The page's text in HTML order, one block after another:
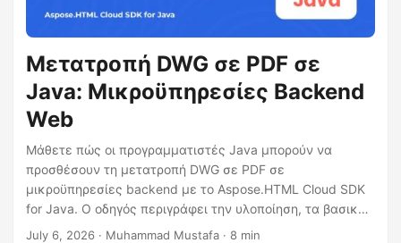
Μετατροπή DWG σε PDF σε
Java: Μικροϋπηρεσίες Backend
Web
Μάθετε πώς οι προγραμματιστές Java μπορούν να
προσθέσουν τη μετατροπή DWG σε PDF σε
μικροϋπηρεσίες backend με το Aspose.HTML Cloud SDK
for Java. Ο οδηγός περιγράφει την υλοποίηση, τα βασικά
χαρακτηριστικά, τη διαμόρφωση εξόδου PDF και τη
July 6, 2026 · Muhammad Mustafa · 8 min